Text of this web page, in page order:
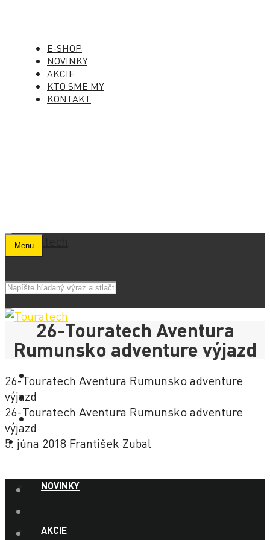
E-SHOP
NOVINKY
AKCIE
KTO SME MY
KONTAKT
Menu
E-SHOP
NOVINKY
AKCIE
26-Touratech Aventura
Rumunsko adventure výjazd
26-Touratech Aventura Rumunsko adventure
výjazd
26-Touratech Aventura Rumunsko adventure
výjazd
5. júna 2018 František Zubal